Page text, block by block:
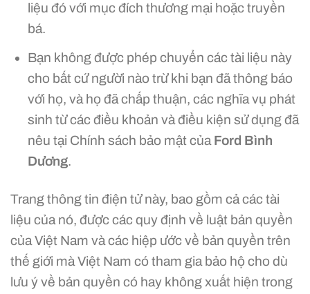
liệu đó với mục đích thương mại hoặc truyền
bá.
Bạn không được phép chuyển các tài liệu này
cho bất cứ người nào trừ khi bạn đã thông báo
với họ, và họ đã chấp thuận, các nghĩa vụ phát
sinh từ các điều khoản và điều kiện sử dụng đã
nêu tại Chính sách bảo mật của Ford Bình
Dương.
Trang thông tin điện tử này, bao gồm cả các tài
liệu của nó, được các quy định về luật bản quyền
của Việt Nam và các hiệp ước về bản quyền trên
thế giới mà Việt Nam có tham gia bảo hộ cho dù
lưu ý về bản quyền có hay không xuất hiện trong